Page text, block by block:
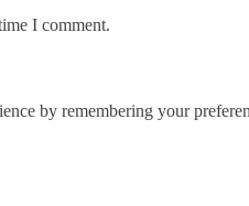
I comment.
by remembering your